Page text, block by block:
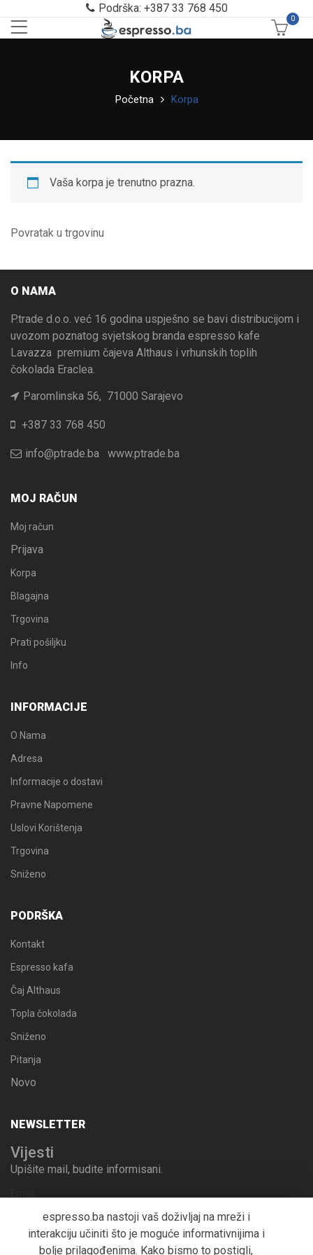
Podrška: +387 33 768 450
0
KORPA
Početna Korpa
Vaša korpa je trenutno prazna.
Povratak u trgovinu
O NAMA
P.trade d.o.o. već 16 godina uspješno se bavi distribucijom i
uvozom poznatog svjetskog branda espresso kafe
Lavazza premium čajeva Althaus i vrhunskih toplih
čokolada Eraclea.
Paromlinska 56, 71000 Sarajevo
+387 33 768 450
info@ptrade.ba www.ptrade.ba
MOJ RAČUN
Moj račun
Prijava
Korpa
Blagajna
Trgovina
Prati pošiljku
Info
INFORMACIJE
O Nama
Adresa
Informacije o dostavi
Pravne Napomene
Uslovi Korištenja
Trgovina
Sniženo
PODRŠKA
Kontakt
Espresso kafa
Čaj Althaus
Topla čokolada
Sniženo
Pitanja
Novo
NEWSLETTER
Vijesti
Upišite mail, budite informisani.
espresso.ba nastoji vaš doživljaj na mreži i
interakciju učiniti što je moguće informativnijima i
bolje prilagođenima. Kako bismo to postigli,